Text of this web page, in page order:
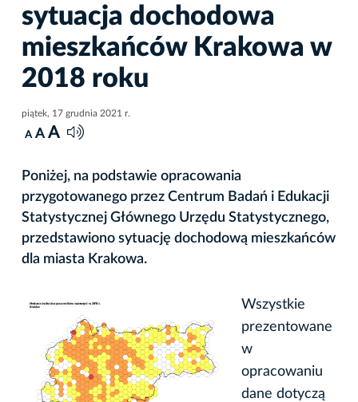
sytuacja dochodowa
mieszkańców Krakowa w
2018 roku
piątek, 17 grudnia 2021 r.
A A A
Poniżej, na podstawie opracowania
przygotowanego przez Centrum Badań i Edukacji
Statystycznej Głównego Urzędu Statystycznego,
przedstawiono sytuację dochodową mieszkańców
dla miasta Krakowa.
Wszystkie
prezentowane
w
opracowaniu
dane dotyczą